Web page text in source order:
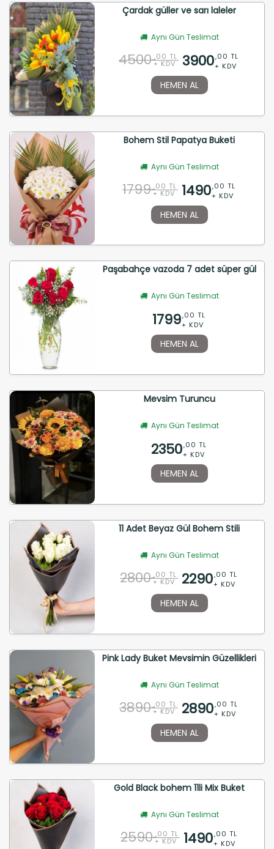
Çardak güller ve sarı laleler
Aynı Gün Teslimat
4500 ,00 TL
+ KDV 3900,00 TL
+ KDV
HEMEN AL
Bohem Stil Papatya Buketi
Aynı Gün Teslimat
1799 ,00 TL
+ KDV 1490,00 TL
+ KDV
HEMEN AL
Paşabahçe vazoda 7 adet süper gül
Aynı Gün Teslimat
1799,00 TL
+ KDV
HEMEN AL
Mevsim Turuncu
Aynı Gün Teslimat
2350,00 TL
+ KDV
HEMEN AL
11 Adet Beyaz Gül Bohem Stili
Aynı Gün Teslimat
2800 ,00 TL
+ KDV 2290,00 TL
+ KDV
HEMEN AL
Pink Lady Buket Mevsimin Güzellikleri
Aynı Gün Teslimat
3890 ,00 TL
+ KDV 2890,00 TL
+ KDV
HEMEN AL
Gold Black bohem 11li Mix Buket
Aynı Gün Teslimat
2590 ,00 TL
+ KDV 1490,00 TL
+ KDV